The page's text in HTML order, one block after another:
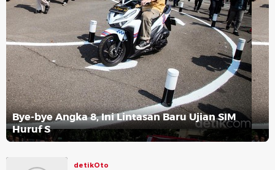
Bye-bye Angka 8, Ini Lintasan Baru Ujian SIM
Huruf S
detikOto